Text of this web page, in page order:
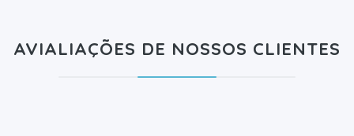
AVIALIAÇÕES DE NOSSOS CLIENTES